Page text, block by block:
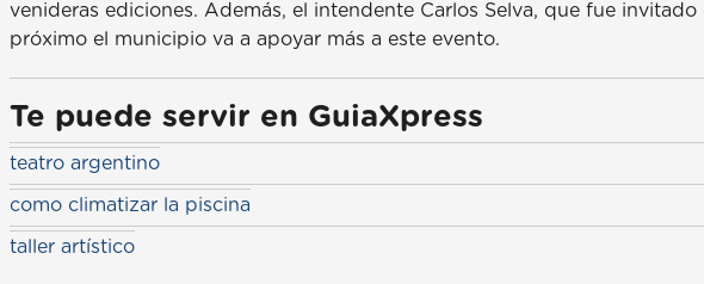
venideras ediciones. Además, el intendente Carlos Selva, que fue
próximo el municipio va a apoyar más a este evento.
Te puede servir en GuiaXpress
teatro argentino
como climatizar la piscina
taller artístico